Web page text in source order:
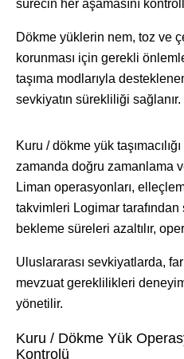
sürecin her aşamasını
Dökme yüklerin nem, toz ve
korunması için gerekli
taşıma modlarıyla
sevkiyatın sürekliliği sağlanır.
Kuru / dökme yük
zamanda doğru zamanlama
Liman operasyonları,
takvimleri Logimar
bekleme süreleri azaltılır,
Uluslararası sevkiyatlarda,
mevzuat gereklilikleri
yönetilir.
Kuru / Dökme Yük
Kontrolü